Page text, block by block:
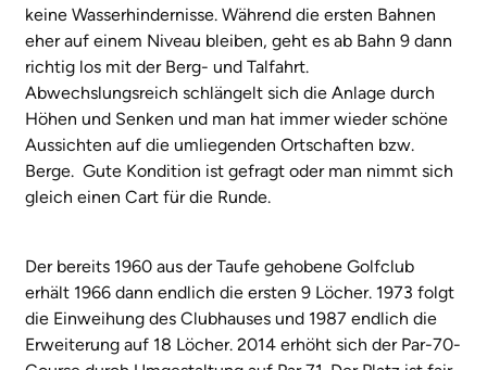
keine Wasserhindernisse. Während die ersten Bahnen
eher auf einem Niveau bleiben, geht es ab Bahn 9 dann
richtig los mit der Berg- und Talfahrt.
Abwechslungsreich schlängelt sich die Anlage durch
Höhen und Senken und man hat immer wieder schöne
Aussichten auf die umliegenden Ortschaften bzw.
Berge. Gute Kondition ist gefragt oder man nimmt sich
gleich einen Cart für die Runde.
Der bereits 1960 aus der Taufe gehobene Golfclub
erhält 1966 dann endlich die ersten 9 Löcher. 1973 folgt
die Einweihung des Clubhauses und 1987 endlich die
Erweiterung auf 18 Löcher. 2014 erhöht sich der Par-70-